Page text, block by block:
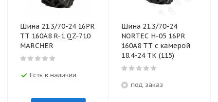
Шина 21.3/70-24 16PR
TT 160A8 R-1 QZ-710
MARCHER
Есть в наличии
Шина 21.3/70-24
NORTEC Н-05 16PR
160А8 TT с камерой
18.4-24 ТК (115)
под заказ